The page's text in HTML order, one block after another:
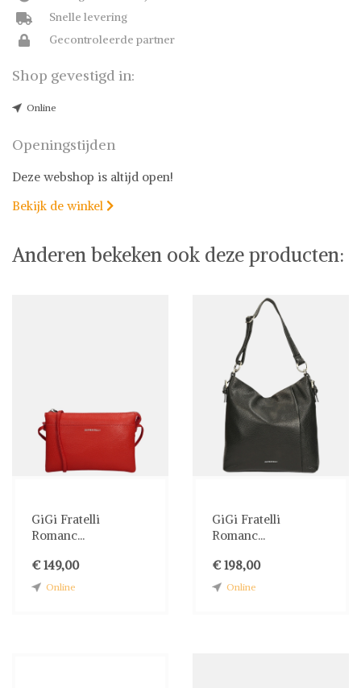
Snelle levering
Gecontroleerde partner
Shop gevestigd in:
Online
Openingstijden
Deze webshop is altijd open!
Bekijk de winkel 
Anderen bekeken ook deze producten:
GiGi Fratelli
Romanc...
€ 149,00
Online
GiGi Fratelli
Romanc...
€ 198,00
Online